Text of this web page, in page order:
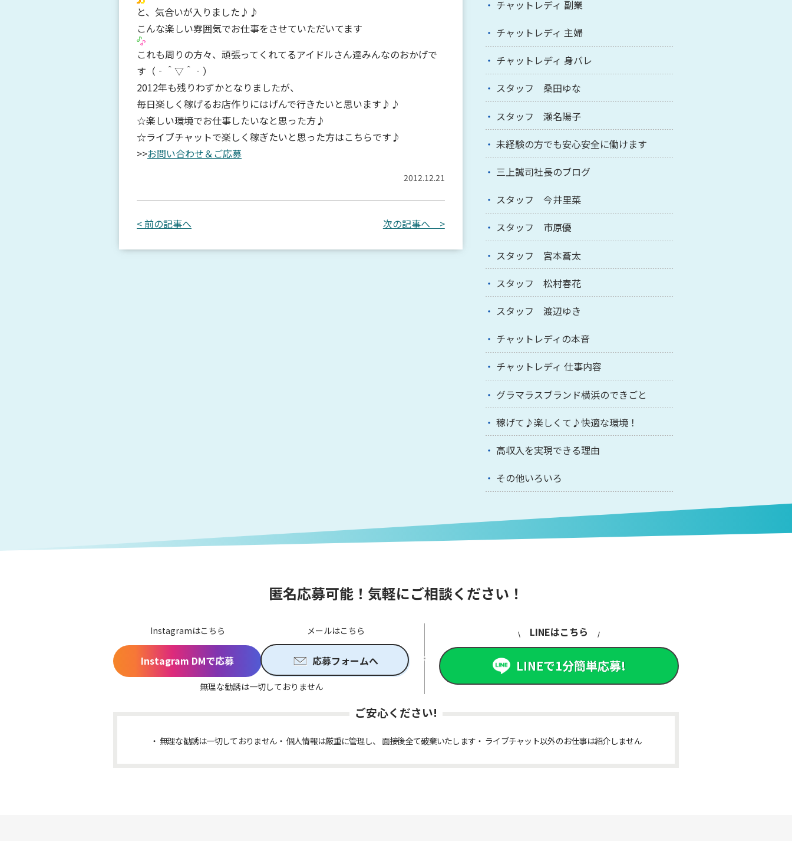
と、気合いが入りました♪♪
こんな楽しい雰囲気でお仕事をさせていただいてます
これも周りの方々、頑張ってくれてるアイドルさん達みんなのおかげで
す（‐＾▽＾‐）
2012年も残りわずかとなりましたが、
毎日楽しく稼げるお店作りにはげんで行きたいと思います♪♪
☆楽しい環境でお仕事したいなと思った方♪
☆ライブチャットで楽しく稼ぎたいと思った方はこちらです♪
>>お問い合わせ＆ご応募
2012.12.21
< 前の記事へ 次の記事へ >
チャットレディ 副業
チャットレディ 主婦
チャットレディ 身バレ
スタッフ 桑田ゆな
スタッフ 瀬名陽子
未経験の方でも安心安全に働けます
三上誠司社長のブログ
スタッフ 今井里菜
スタッフ 市原優
スタッフ 宮本蒼太
スタッフ 松村春花
スタッフ 渡辺ゆき
チャットレディの本音
チャットレディ 仕事内容
グラマラスブランド横浜のできごと
稼げて♪楽しくて♪快適な環境！
高収入を実現できる理由
その他いろいろ
匿名応募可能！気軽にご相談ください！
Instagramはこちら
Instagram DMで応募
メールはこちら
応募フォームへ
無理な勧誘は一切しておりません
LINEはこちら
LINEで1分簡単応募!
ご安心ください!
無理な勧誘は一切しておりません 個人情報は厳重に管理し、 面接後全て破棄いたします ライブチャット以外のお仕事は紹介しません